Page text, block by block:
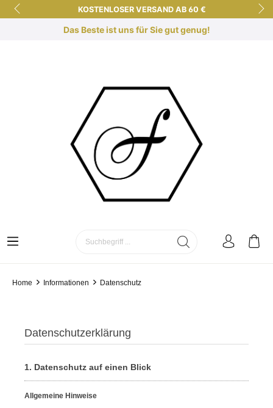
KOSTENLOSER VERSAND AB 60 €
KURZE LIEFERZEITEN
Das Beste ist uns für Sie gut genug!
Home Informationen Datenschutz
Datenschutzerklärung
1. Datenschutz auf einen Blick
Allgemeine Hinweise